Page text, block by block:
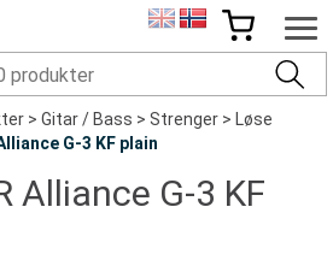
>Gitar / Bass>Strenger>Løse
G-3 KF plain
Alliance G-3 KF